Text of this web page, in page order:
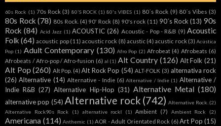
60s Rock (1) 70s Rock (3) 80'S ROCK (1) 80's VIBES (1) 80´s Rock (9) 80´s Vibes (3)
80s Rock (78) 80s Rock. (4) 90' Rock (8) 90's rock (11) 90´s Rock (13) 90s
Rock (84) Acid Jazz (1) ACOUSTIC (26) Acoustic - Pop - R&B (9) Acoustic
Folk (64) acoustic pop (11) acoustic rock (8) acustic (4) acustic rock (3) Acústica
Pop (1) Adult Contemporary (130) Afro Pop (2) Afrobeat (4) Afrobeats (6)
Afrobeats / Afro-pop / Afro-fusion (6) al (1) Alt Country (126) Alt Folk (21)
Alt Pop (260) Alt Pop. (4) Alt Rock Pop (54) ALT-FOLK (3) alternativa rock
(26) Alternative (14) Alternative - Indie (6) Alternative / Indie (1) Alternative /
Indie R&B (27) Alternative Hip-Hop (31) Alternative Metal (180)
alternative pop (54) Alternative rock (742) Alternative Rock. (2)
Alternative Rock90s Rock
(1) alternative rockl (1) Ambient (7) Ambient Rock (2)
Americana (114) Anthemic (1) AOR - Adult Orientated Rock (6) Art Pop (15)